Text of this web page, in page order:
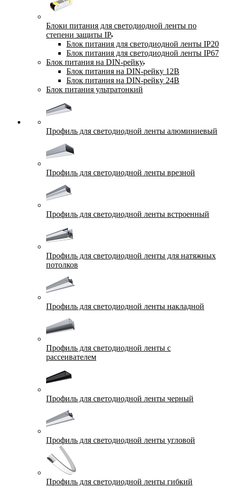
Блоки питания для светодиодной ленты по
степени защиты IP
Блок питания для светодиодной ленты IP20
Блок питания для светодиодной ленты IP67
Блок питания на DIN-рейку
Блок питания на DIN-рейку 12В
Блок питания на DIN-рейку 24В
Блок питания ультратонкий
Профиль для светодиодной ленты алюминиевый
Профиль для светодиодной ленты врезной
Профиль для светодиодной ленты встроенный
Профиль для светодиодной ленты для натяжных
потолков
Профиль для светодиодной ленты накладной
Профиль для светодиодной ленты с
рассеивателем
Профиль для светодиодной ленты черный
Профиль для светодиодной ленты угловой
Профиль для светодиодной ленты гибкий